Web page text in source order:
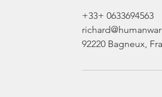
+33+ 0633694563
92220 Bagneux,